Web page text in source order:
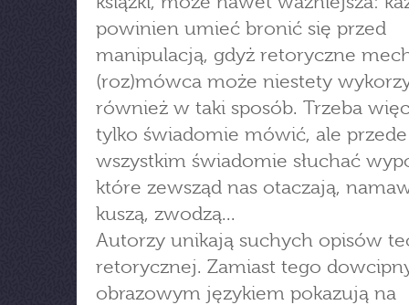
powinien umieć bronić się przed
manipulacją, gdyż retoryczne
(roz)mówca może niestety
również w taki sposób. Trzeba
tylko świadomie mówić, ale przede
wszystkim świadomie słuchać
które zewsząd nas otaczają,
kuszą, zwodzą...
Autorzy unikają suchych opisów
retorycznej. Zamiast tego
obrazowym językiem pokazują na